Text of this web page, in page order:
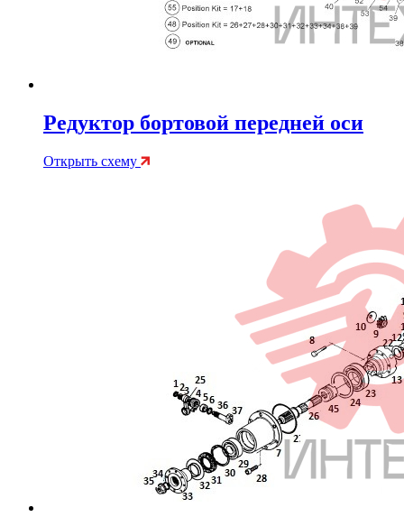
Редуктор бортовой передней оси
Открыть схему